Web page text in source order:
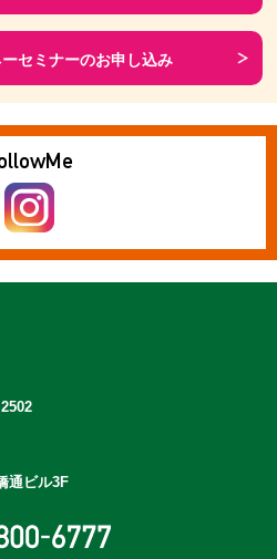
ーセミナーのお申し込み
Me
通ビル3F